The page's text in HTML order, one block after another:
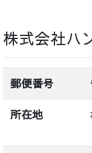
株式会社ハ
郵便番号
所在地